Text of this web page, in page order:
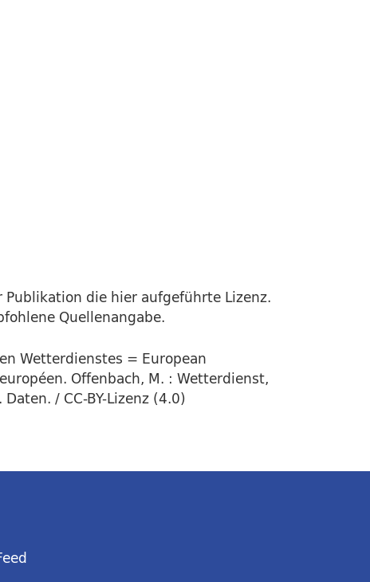
die hier aufgeführte Lizenz.
Quellenangabe.
Wetterdienstes = European
Offenbach, M. : Wetterdienst,
/ CC-BY-Lizenz (4.0)